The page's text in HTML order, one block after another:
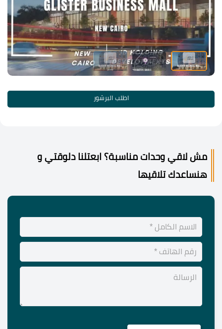
اطلب البرشور
مش لاقي وحدات مناسبة؟ ابعتلنا دلوقتي و
هنساعدك تلاقيها